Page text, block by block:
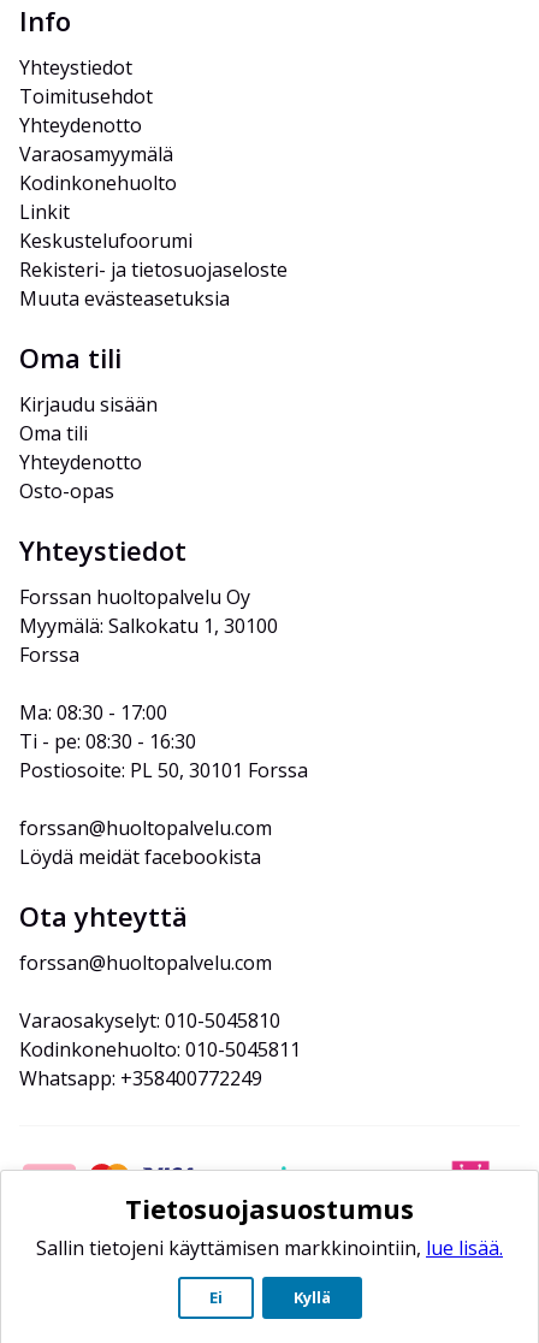
Info
Yhteystiedot
Toimitusehdot
Yhteydenotto
Varaosamyymälä
Kodinkonehuolto
Linkit
Keskustelufoorumi
Rekisteri- ja tietosuojaseloste
Muuta evästeasetuksia
Oma tili
Kirjaudu sisään
Oma tili
Yhteydenotto
Osto-opas
Yhteystiedot
Forssan huoltopalvelu Oy
Myymälä: Salkokatu 1, 30100
Forssa
Ma: 08:30 - 17:00
Ti - pe: 08:30 - 16:30
Postiosoite: PL 50, 30101 Forssa
forssan@huoltopalvelu.com
Löydä meidät facebookista
Ota yhteyttä
forssan@huoltopalvelu.com
Varaosakyselyt: 010-5045810
Kodinkonehuolto: 010-5045811
Whatsapp: +358400772249
Tietosuojasuostumus
Sallin tietojeni käyttämisen markkinointiin, lue lisää.
Ei Kyllä